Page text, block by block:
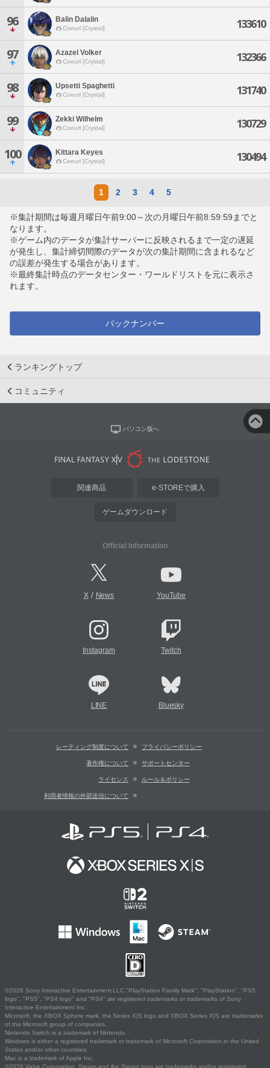
96 Balin Dalalin
Coeurl [Crystal] 133610
97 Azazel Volker
Coeurl [Crystal] 132366
98 Upsetti Spaghetti
Coeurl [Crystal] 131740
99 Zekki Wilhelm
Coeurl [Crystal] 130729
100 Kittara Keyes
Coeurl [Crystal] 130494
1 2 3 4 5
※集計期間は毎週月曜日午前9:00～次の月曜日午前8:59:59までと
なります。
※ゲーム内のデータが集計サーバーに反映されるまで一定の遅延
が発生し、集計締切間際のデータが次の集計期間に含まれるなど
の誤差が発生する場合があります。
※最終集計時点のデータセンター・ワールドリストを元に表示さ
れます。
バックナンバー
ランキングトップ
コミュニティ
パソコン版へ
関連商品 e-STOREで購入
ゲームダウンロード
Official Information
X/ News YouTube
Instagram Twitch
LINE Bluesky
レーティング制度について プライバシーポリシー
著作権について サポートセンター
ライセンス ルール＆ポリシー
利用者情報の外部送信について
©2026 Sony Interactive Entertainment LLC."PlayStation Family Mark", "PlayStation", "PS5
logo", "PS5", "PS4 logo" and "PS4" are registered trademarks or trademarks of Sony
Interactive Entertainment Inc.
Microsoft, the XBOX Sphere mark, the Series X|S logo and XBOX Series X|S are trademarks
of the Microsoft group of companies.
Nintendo Switch is a trademark of Nintendo.
Windows is either a registered trademark or trademark of Microsoft Corporation in the United
States and/or other countries.
Mac is a trademark of Apple Inc.
©2026 Valve Corporation. Steam and the Steam logo are trademarks and/or registered